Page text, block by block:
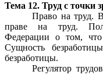
Тема 12. Труд с точки
Право на труд.
праве на труд.
Федерации о том, что
Сущность
безработицы.
Регулятор